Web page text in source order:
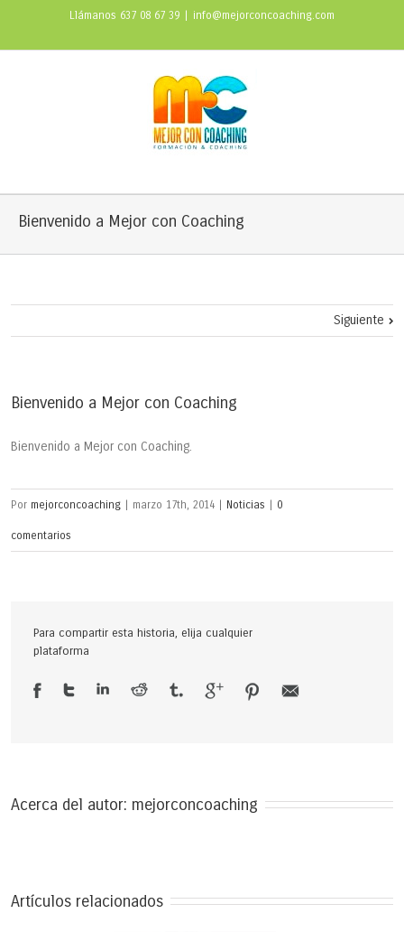
Llámanos 637 08 67 39 info@mejorconcoaching.com
Bienvenido a Mejor con Coaching
Siguiente
Bienvenido a Mejor con Coaching
Bienvenido a Mejor con Coaching.
Por mejorconcoaching marzo 17th, 2014 Noticias 0
comentarios
Para compartir esta historia, elija cualquier
plataforma
Acerca del autor: mejorconcoaching
Artículos relacionados